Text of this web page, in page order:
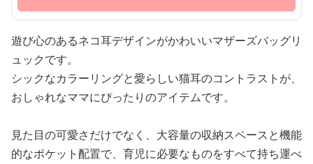
遊び心のあるネコ耳デザインがかわいいマザーズバッグリ
ュックです。
シックなカラーリングと愛らしい猫耳のコントラストが、
おしゃれなママにぴったりのアイテムです。
見た目の可愛さだけでなく、大容量の収納スペースと機能
的なポケット配置で、育児に必要なものをすべて持ち運べ